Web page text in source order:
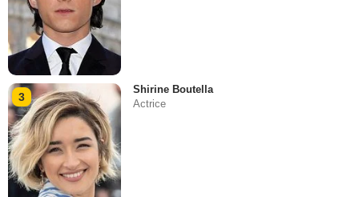
3
Shirine Boutella
Actrice